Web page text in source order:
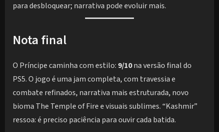
para desbloquear; narrativa pode evoluir mais.
Nota final
O Príncipe caminha com estilo: 9/10na versão final do
PS5. O jogo é uma jam completa, com travessia e
combate refinados, narrativa mais estruturada, novo
bioma The Temple of Fire e visuais sublimes. “Kashmir”
ressoa: é preciso paciência para ouvir cada batida.